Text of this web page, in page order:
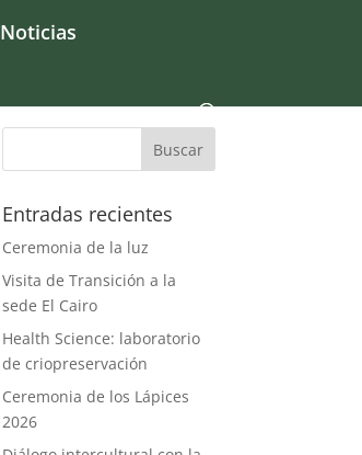
Noticias
Entradas recientes
Ceremonia de la luz
Visita de Transición a la
sede El Cairo
Health Science: laboratorio
de criopreservación
Ceremonia de los Lápices
2026